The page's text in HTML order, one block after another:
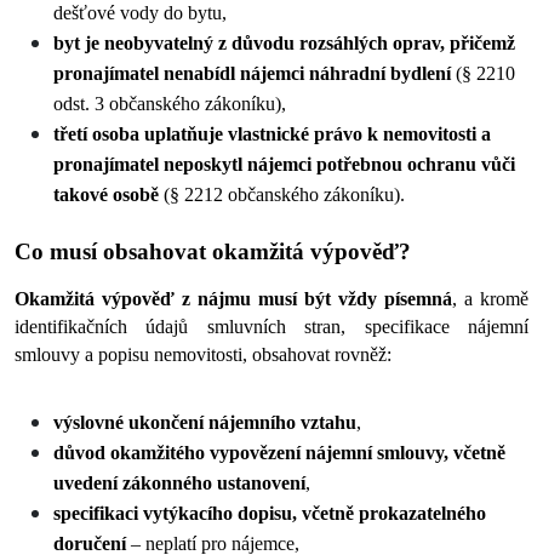
dešťové vody do bytu,
byt je neobyvatelný z důvodu rozsáhlých oprav, přičemž
pronajímatel nenabídl nájemci náhradní bydlení (§ 2210
odst. 3 občanského zákoníku),
třetí osoba uplatňuje vlastnické právo k nemovitosti a
pronajímatel neposkytl nájemci potřebnou ochranu vůči
takové osobě (§ 2212 občanského zákoníku).
Co musí obsahovat okamžitá výpověď?
Okamžitá výpověď z nájmu musí být vždy písemná, a kromě
identifikačních údajů smluvních stran, specifikace nájemní
smlouvy a popisu nemovitosti, obsahovat rovněž:
výslovné ukončení nájemního vztahu,
důvod okamžitého vypovězení nájemní smlouvy, včetně
uvedení zákonného ustanovení,
specifikaci vytýkacího dopisu, včetně prokazatelného
doručení – neplatí pro nájemce,